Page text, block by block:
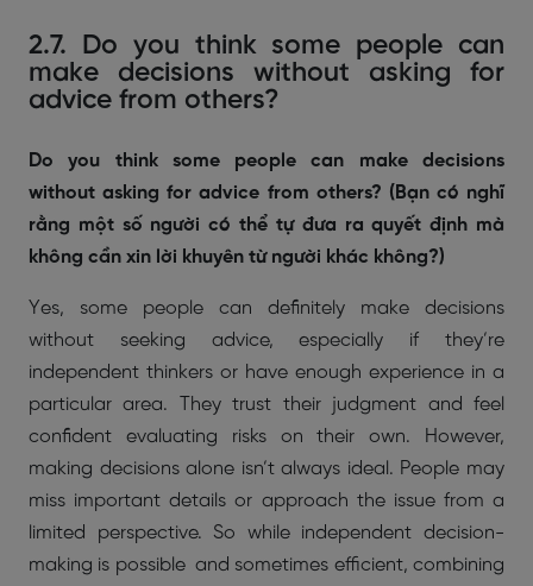
2.7. Do you think some people can
make decisions without asking for
advice from others?
Do you think some people can make decisions
without asking for advice from others? (Bạn có nghĩ
rằng một số người có thể tự đưa ra quyết định mà
không cần xin lời khuyên từ người khác không?)
Yes, some people can definitely make decisions
without seeking advice, especially if they’re
independent thinkers or have enough experience in a
particular area. They trust their judgment and feel
confident evaluating risks on their own. However,
making decisions alone isn’t always ideal. People may
miss important details or approach the issue from a
limited perspective. So while independent decision-
making is possible and sometimes efficient, combining